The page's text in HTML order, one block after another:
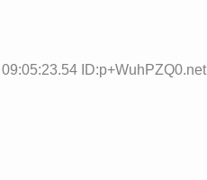
ID:p+WuhPZQ0.net